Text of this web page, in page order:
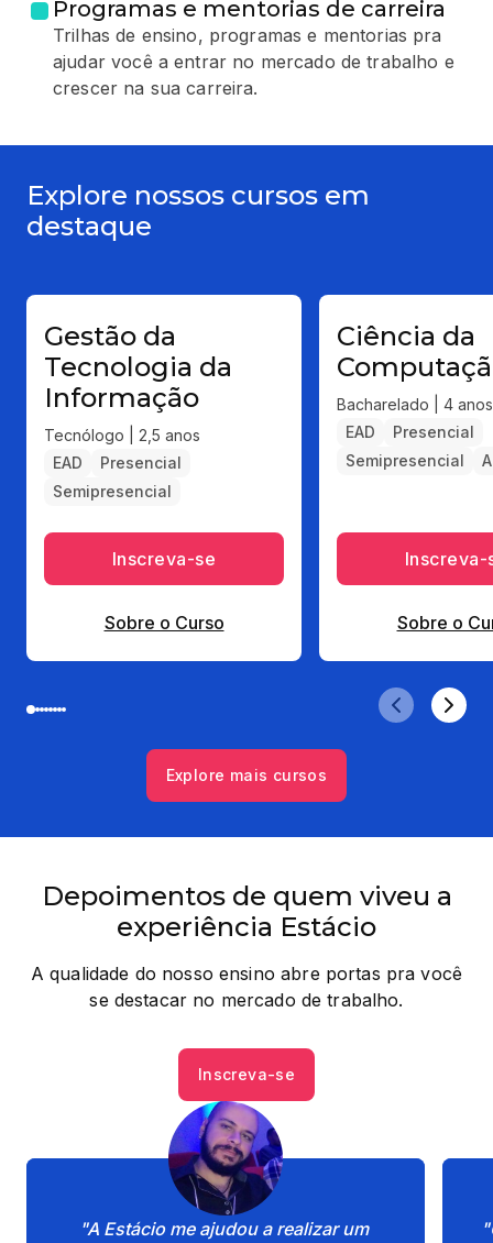
Programas e mentorias de carreira
Trilhas de ensino, programas e mentorias pra
ajudar você a entrar no mercado de trabalho e
crescer na sua carreira.
Explore nossos cursos em
destaque
Gestão da
Tecnologia da
Informação
Tecnólogo | 2,5 anos
EAD
Presencial
Semipresencial
Inscreva-se
Sobre o Curso
Ciência da
Bacharelado | 4 anos
EAD
Presencial
Semipresencial
Inscreva-
Sobre o
Explore mais cursos
Depoimentos de quem viveu a
experiência Estácio
A qualidade do nosso ensino abre portas pra você
se destacar no mercado de trabalho.
Inscreva-se
"A Estácio me ajudou a realizar um